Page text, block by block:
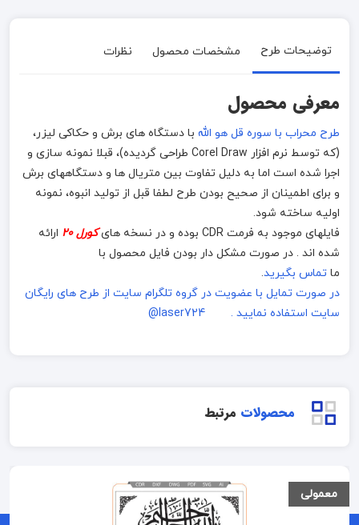
توضیحات طرح مشخصات محصول نظرات
معرفی محصول
طرح محراب با سوره قل هو الله با دستگاه های برش و حکاکی لیزر،
(که توسط نرم افزار Corel Draw طراحی گردیده)، قبلا نمونه سازی و
اجرا شده است اما به دلیل تفاوت بین متریال ها و دستگاههای برش
و برای اطمینان از صحیح بودن طرح لطفا قبل از تولید انبوه، نمونه
اولیه ساخته شود.
فایلهای موجود به فرمت CDR بوده و در نسخه های
کورل 20
ارائه
شده اند . در صورت مشکل دار بودن فایل محصول با
ما تماس بگیرید.
در صورت تمایل با عضویت در گروه تلگرام سایت از طرح های رایگان
سایت استفاده نمایید . laser724@
محصولات مرتبط
معمولی